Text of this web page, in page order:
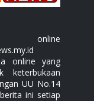
online yang
keterbukaan
UU No.14
ini setiap